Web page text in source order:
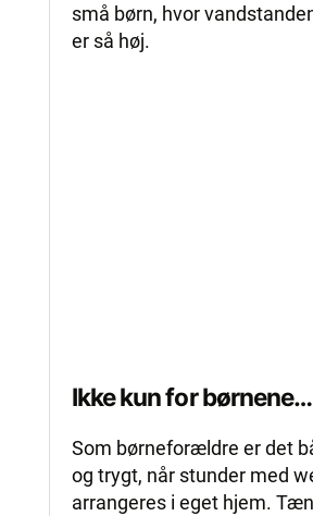
små børn, hvor
er så høj.
Ikke kun for børnene…
Som børneforældre er det
og trygt, når stunder med
arrangeres i eget hjem.